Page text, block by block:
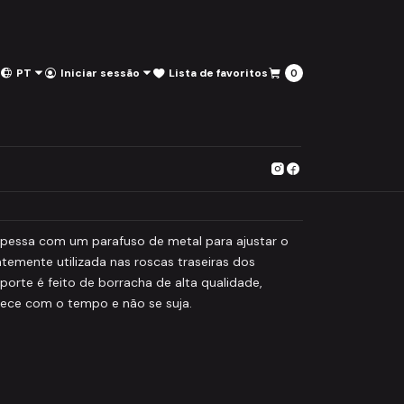
PT Iniciar sessão Lista de favoritos 0
Rest Black
com um parafuso de metal para ajustar o
utilizada nas roscas traseiras dos
é feito de borracha de alta qualidade,
com o tempo e não se suja.